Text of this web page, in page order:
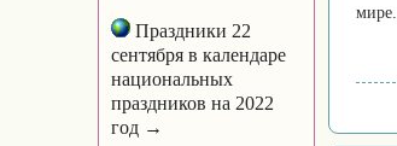
Праздники 22
сентября в календаре
национальных
праздников на 2022
год →